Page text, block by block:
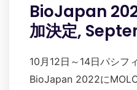
BioJapan
加決定,
10月12日～14日パシフ
BioJapan 2022に